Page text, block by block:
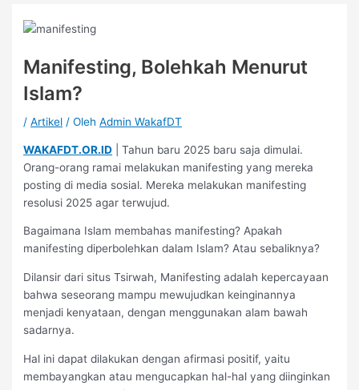
Manifesting, Bolehkah Menurut
Islam?
/Artikel / OlehAdmin WakafDT
WAKAFDT.OR.ID | Tahun baru 2025 baru saja dimulai.
Orang-orang ramai melakukan manifesting yang mereka
posting di media sosial. Mereka melakukan manifesting
resolusi 2025 agar terwujud.
Bagaimana Islam membahas manifesting? Apakah
manifesting diperbolehkan dalam Islam? Atau sebaliknya?
Dilansir dari situs Tsirwah, Manifesting adalah kepercayaan
bahwa seseorang mampu mewujudkan keinginannya
menjadi kenyataan, dengan menggunakan alam bawah
sadarnya.
Hal ini dapat dilakukan dengan afirmasi positif, yaitu
membayangkan atau mengucapkan hal-hal yang diinginkan